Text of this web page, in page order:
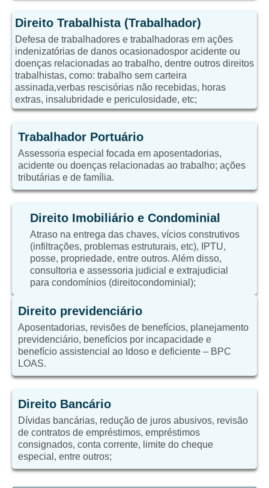
Direito Trabalhista (Trabalhador)
Defesa de trabalhadores e trabalhadoras em ações
indenizatórias de danos ocasionadospor acidente ou
doenças relacionadas ao trabalho, dentre outros direitos
trabalhistas, como: trabalho sem carteira
assinada,verbas rescisórias não recebidas, horas
extras, insalubridade e periculosidade, etc;
Trabalhador Portuário
Assessoria especial focada em aposentadorias,
acidente ou doenças relacionadas ao trabalho; ações
tributárias e de família.
Direito Imobiliário e Condominial
Atraso na entrega das chaves, vícios construtivos
(infiltrações, problemas estruturais, etc), IPTU,
posse, propriedade, entre outros. Além disso,
consultoria e assessoria judicial e extrajudicial
para condomínios (direitocondominial);
Direito previdenciário
Aposentadorias, revisões de benefícios, planejamento
previdenciário, benefícios por incapacidade e
benefício assistencial ao Idoso e deficiente – BPC
LOAS.
Direito Bancário
Dívidas bancárias, redução de juros abusivos, revisão
de contratos de empréstimos, empréstimos
consignados, conta corrente, limite do cheque
especial, entre outros;